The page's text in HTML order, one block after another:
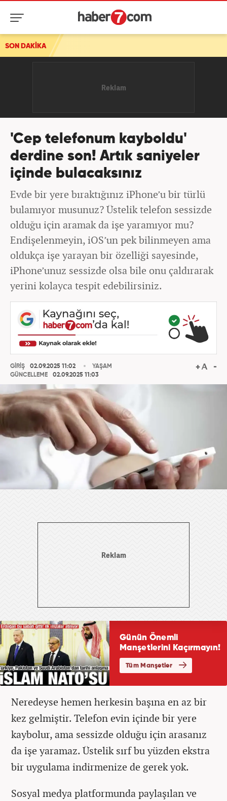
SON DAKİKA
'Cep telefonum kayboldu'
derdine son! Artık saniyeler
içinde bulacaksınız
Evde bir yere bıraktığınız iPhone’u bir türlü
bulamıyor musunuz? Üstelik telefon sessizde
olduğu için aramak da işe yaramıyor mu?
Endişelenmeyin, iOS’un pek bilinmeyen ama
oldukça işe yarayan bir özelliği sayesinde,
iPhone’unuz sessizde olsa bile onu çaldırarak
yerini kolayca tespit edebilirsiniz.
GİRİŞ
02.09.2025 11:02
GÜNCELLEME
02.09.2025 11:03
YAŞAM
Neredeyse hemen herkesin başına en az bir
kez gelmiştir. Telefon evin içinde bir yere
kaybolur, ama sessizde olduğu için arasanız
da işe yaramaz. Üstelik sırf bu yüzden ekstra
bir uygulama indirmenize de gerek yok.
Sosyal medya platformunda paylaşılan ve